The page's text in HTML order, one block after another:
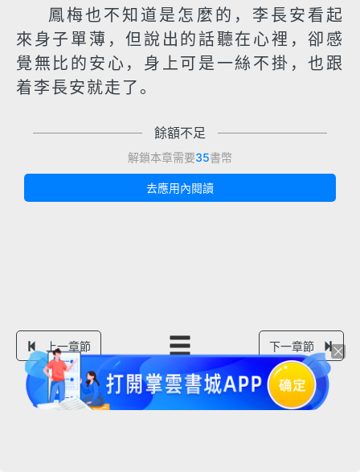
鳳梅也不知道是怎麼的，李長安看起
來身子單薄，但說出的話聽在心裡，卻感
覺無比的安心，身上可是一絲不掛，也跟
着李長安就走了。
餘額不足
解鎖本章需要35書幣
去應用內閱讀
上一章節 下一章節